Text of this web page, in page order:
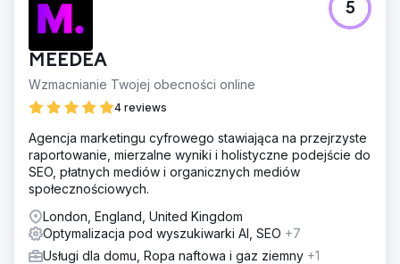
MEEDEA
Wzmacnianie Twojej obecności online
4 reviews
5
Agencja marketingu cyfrowego stawiająca na przejrzyste
raportowanie, mierzalne wyniki i holistyczne podejście do
SEO, płatnych mediów i organicznych mediów
społecznościowych.
London, England, United Kingdom
Optymalizacja pod wyszukiwarki AI, SEO +7
Usługi dla domu, Ropa naftowa i gaz ziemny +1